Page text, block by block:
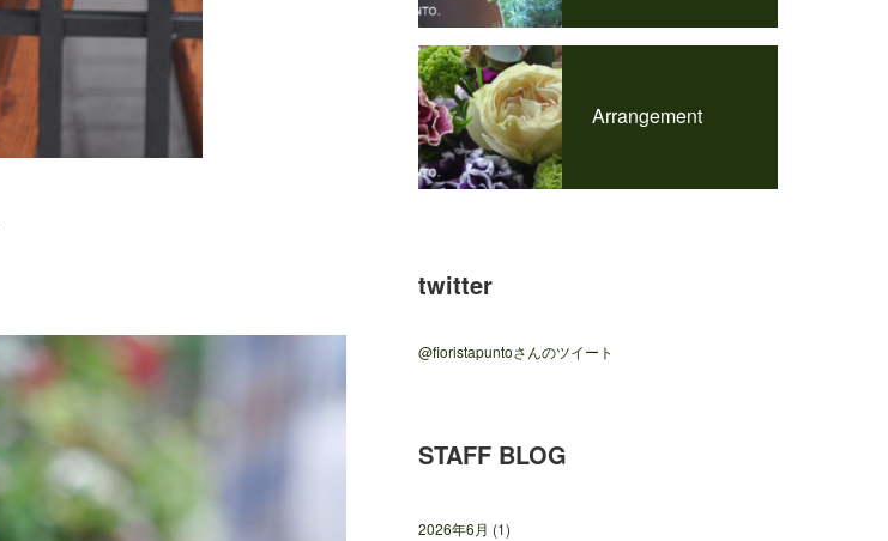
Arrangement
twitter
@fioristapuntoさんのツイート
STAFF BLOG
2026年6月 (1)